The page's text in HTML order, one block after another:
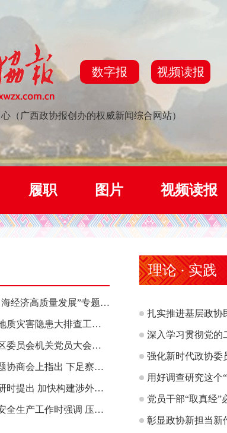
数字报 视频读报
（广西政协报创办的权威新闻综合网站）
履职 图片 视频读报
自治区政协召开“推动向海经济高质量发展”专题调研座谈会 钱学明出席并讲话
孙大伟到南宁督导检查地质灾害隐患大排查工作时强调 筑牢地质灾害安全防线 全力保障人民群众生命财产安全
中共政协广西壮族自治区委员会机关党员大会召开 选举产生新一届机关党委、机关纪委
孙大伟在自治区政协专题协商会上指出 下足察识谋督之功 恪尽服务大局之责 助推有色金属、关键金属产业高质量发展
巫家世在南宁、北海调研时提出 加快构建涉外法律供给集群 护航向海经济高质量发展
孙大伟到南宁督导检查安全生产工作时强调 压紧压实责任 狠抓隐患整治 坚决筑牢安全生产防线
理论 · 实践
扎实推进基层政协
深入学习贯彻党的
强化新时代政协委
用好调查研究这个
党员干部“取真经
彰显政协新担当新